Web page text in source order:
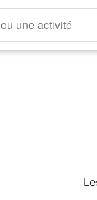
une activité